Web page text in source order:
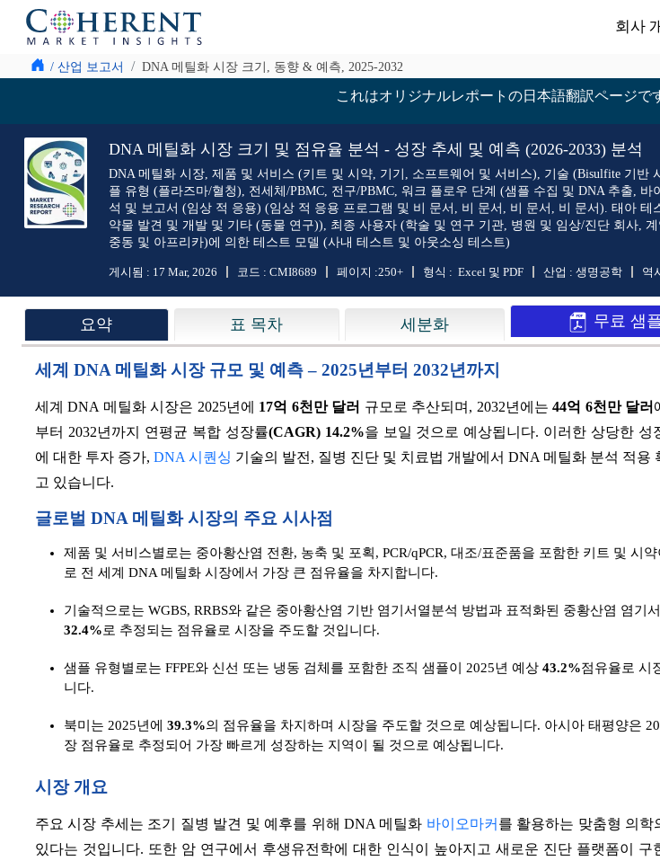
회사
/ 산업 보고서 DNA 메틸화 시장 크기, 동향 & 예측, 2025-2032
これはオリジナルレポートの日本語翻訳ページで
DNA 메틸화 시장 크기 및 점유율 분석 - 성장 추세 및 예측 (2026-2033) 분석
DNA 메틸화 시장, 제품 및 서비스 (키트 및 시약, 기기, 소프트웨어 및 서비스), 기술 (Bisulfite 기
플 유형 (플라즈마/혈청), 전세체/PBMC, 전구/PBMC, 워크 플로우 단계 (샘플 수집 및 DNA 추출,
석 및 보고서 (임상 적 응용) (임상 적 응용 프로그램 및 비 문서, 비 문서, 비 문서, 비 문서). 태아
약물 발견 및 개발 및 기타 (동물 연구)), 최종 사용자 (학술 및 연구 기관, 병원 및 임상/진단 회사,
중동 및 아프리카)에 의한 테스트 모델 (사내 테스트 및 아웃소싱 테스트)
게시됨 : 17 Mar, 2026 코드 : CMI8689 페이지 :250+ 형식 : Excel 및 PDF 산업 : 생명공학 역
요약 표 목차 세분화 무료 샘
세계 DNA 메틸화 시장 규모 및 예측 – 2025년부터 2032년까지
세계 DNA 메틸화 시장은 2025년에 17억 6천만 달러 규모로 추산되며, 2032년에는44억 6천만 달러
부터 2032년까지 연평균 복합 성장률(CAGR) 14.2%을 보일 것으로 예상됩니다. 이러한 상당한 성
에 대한 투자 증가, DNA 시퀀싱 기술의 발전, 질병 진단 및 치료법 개발에서 DNA 메틸화 분석 적용
고 있습니다.
글로벌 DNA 메틸화 시장의 주요 시사점
제품 및 서비스별로는 중아황산염 전환, 농축 및 포획, PCR/qPCR, 대조/표준품을 포함한 키트 및 시
로 전 세계 DNA 메틸화 시장에서 가장 큰 점유율을 차지합니다.
기술적으로는 WGBS, RRBS와 같은 중아황산염 기반 염기서열분석 방법과 표적화된 중황산염 염기
32.4%로 추정되는 점유율로 시장을 주도할 것입니다.
샘플 유형별로는 FFPE와 신선 또는 냉동 검체를 포함한 조직 샘플이 2025년 예상 43.2%점유율로 시
니다.
북미는 2025년에 39.3%의 점유율을 차지하며 시장을 주도할 것으로 예상됩니다. 아시아 태평양은
장 점유율로 추정되어 가장 빠르게 성장하는 지역이 될 것으로 예상됩니다.
시장 개요
주요 시장 추세는 조기 질병 발견 및 예후를 위해 DNA 메틸화 바이오마커 를 활용하는 맞춤형 의학
있다는 것입니다. 또한 암 연구에서 후생유전학에 대한 인식이 높아지고 새로운 진단 플랫폼이 구